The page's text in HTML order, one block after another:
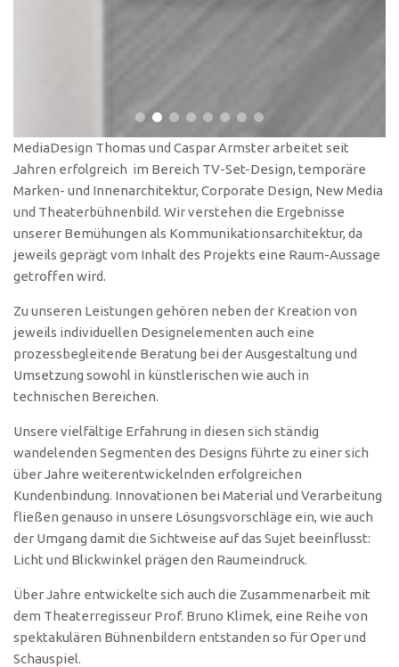
MediaDesign Thomas und Caspar Armster arbeitet seit
Jahren erfolgreich im Bereich TV-Set-Design, temporäre
Marken- und Innenarchitektur, Corporate Design, New Media
und Theaterbühnenbild. Wir verstehen die Ergebnisse
unserer Bemühungen als Kommunikationsarchitektur, da
jeweils geprägt vom Inhalt des Projekts eine Raum-Aussage
getroffen wird.
Zu unseren Leistungen gehören neben der Kreation von
jeweils individuellen Designelementen auch eine
prozessbegleitende Beratung bei der Ausgestaltung und
Umsetzung sowohl in künstlerischen wie auch in
technischen Bereichen.
Unsere vielfältige Erfahrung in diesen sich ständig
wandelenden Segmenten des Designs führte zu einer sich
über Jahre weiterentwickelnden erfolgreichen
Kundenbindung. Innovationen bei Material und Verarbeitung
fließen genauso in unsere Lösungsvorschläge ein, wie auch
der Umgang damit die Sichtweise auf das Sujet beeinflusst:
Licht und Blickwinkel prägen den Raumeindruck.
Über Jahre entwickelte sich auch die Zusammenarbeit mit
dem Theaterregisseur Prof. Bruno Klimek, eine Reihe von
spektakulären Bühnenbildern entstanden so für Oper und
Schauspiel.